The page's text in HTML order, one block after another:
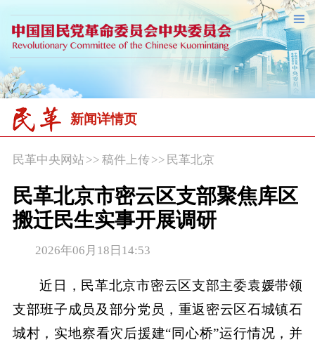
新闻详情页
民革中央网站>> 稿件上传 >> 民革北京
民革北京市密云区支部聚焦库区
搬迁民生实事开展调研
2026年06月18日14:53
近日，民革北京市密云区支部主委袁媛带领
支部班子成员及部分党员，重返密云区石城镇石
城村，实地察看灾后援建“同心桥”运行情况，并